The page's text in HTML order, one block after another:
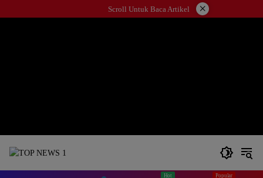
ke
Scroll Untuk Baca Artikel ×